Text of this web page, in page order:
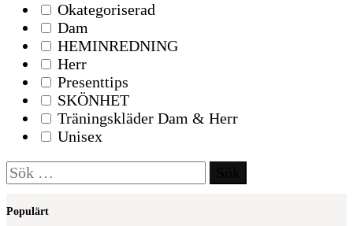
Okategoriserad
Dam
HEMINREDNING
Herr
Presenttips
SKÖNHET
Träningskläder Dam & Herr
Unisex
Sök
efter:
Populärt